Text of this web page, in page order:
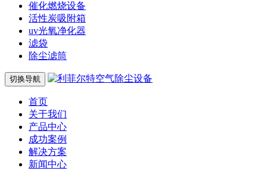
催化燃烧设备
活性炭吸附箱
uv光氧净化器
滤袋
除尘滤筒
切换导航
首页
关于我们
产品中心
成功案例
解决方案
新闻中心